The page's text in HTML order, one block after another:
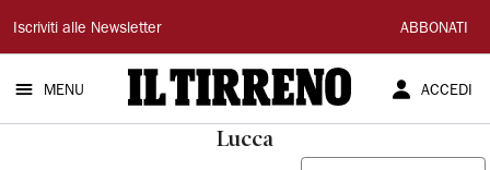
Il
Tirreno
Iscriviti alle Newsletter ABBONATI
MENU ACCEDI
Lucca